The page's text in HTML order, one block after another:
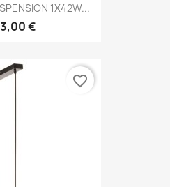
1X42W...
€
favorite_border